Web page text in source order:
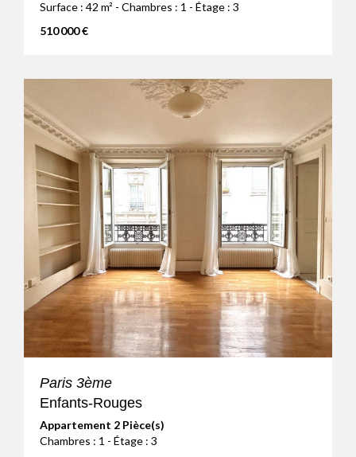
Surface : 42 m² - Chambres : 1 - Étage : 3
510 000 €
Paris 3ème
Enfants-Rouges
Appartement 2 Pièce(s)
Chambres : 1 - Étage : 3